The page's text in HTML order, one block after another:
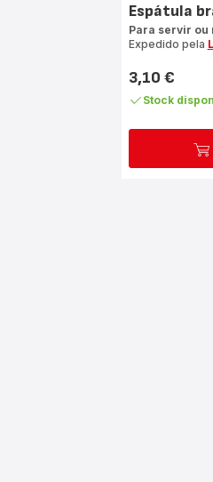
Espátula
Para servir ou
Expedido pela
Preço
3,10 €
Stock